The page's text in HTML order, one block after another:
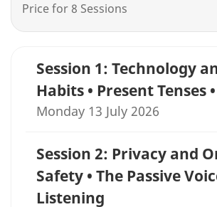
Session 1: Technology
Habits • Present Tenses
Monday 13 July 2026
Session 2: Privacy and
Safety • The Passive
Listening
Price for 8 Sessions